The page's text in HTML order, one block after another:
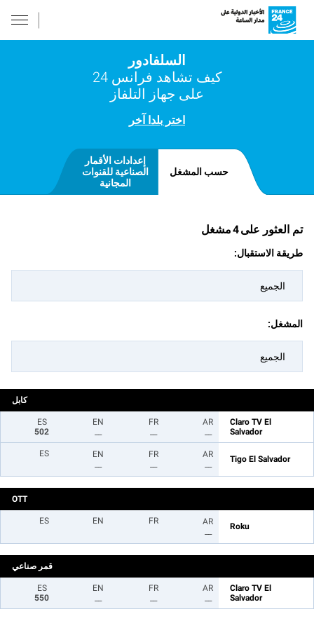
السلفادور
كيف تشاهد فرانس 24
على جهاز التلفاز
اختر بلدا آخر
حسب المشغل
إعدادات الأقمار
الصناعية للقنوات
المجانية
مشغل4تم العثور على
طريقة الاستقبال:
الجميع
المشغل:
الجميع
كابل
Claro TV El
Salvador
AR
FR
EN
ES
502
Tigo El Salvador
AR
FR
EN
ES
OTT
Roku
AR
FR
EN
ES
قمر صناعي
Claro TV El
Salvador
AR
FR
EN
ES
550